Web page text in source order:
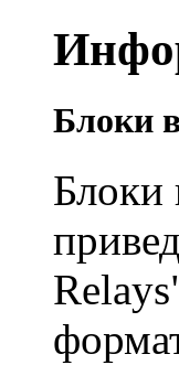
Блоки
Блоки